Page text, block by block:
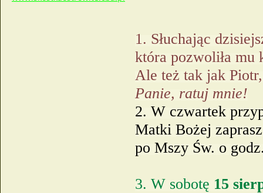
1. Słuchając
która pozwoliła mu
Ale też tak jak
Panie, ratuj mnie!
2. W czwartek
Matki Bożej
po Mszy Św. o
3. W sobotę 15